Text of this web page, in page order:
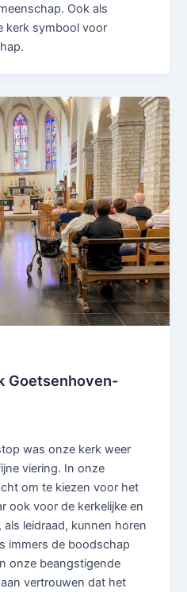
Ook als
kerk symbool voor
Goetsenhoven-
was onze kerk weer
viering. In onze
om te kiezen voor het
ook voor de kerkelijke en
leidraad, kunnen horen
immers de boodschap
onze beangstigende
vertrouwen dat het